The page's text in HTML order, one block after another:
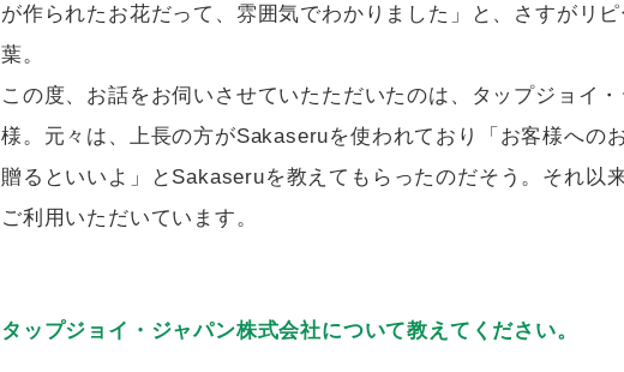
が作られたお花だって、雰囲気でわかりました」と、さすがリ
葉。
この度、お話をお伺いさせていたただいたのは、タップジョイ
様。元々は、上長の方がSakaseruを使われており「お客様への
贈るといいよ」とSakaseruを教えてもらったのだそう。それ以
ご利用いただいています。
タップジョイ・ジャパン株式会社について教えてください。